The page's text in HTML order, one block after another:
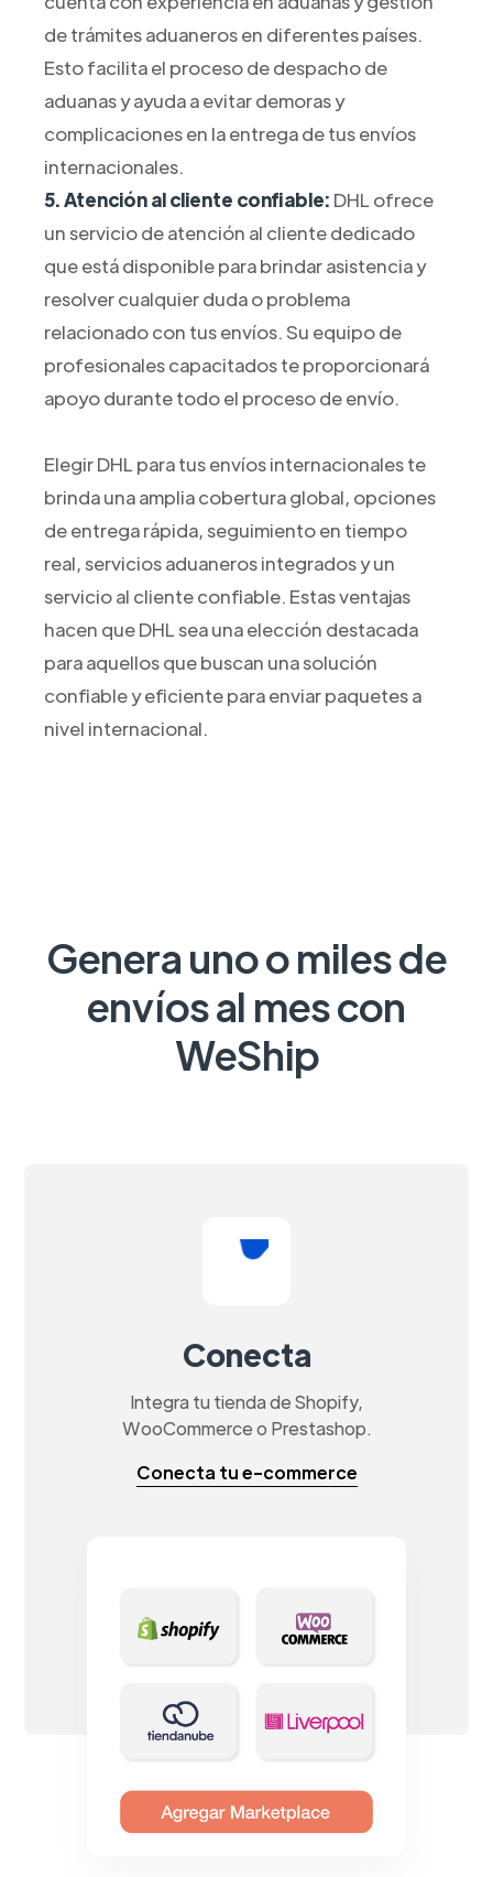
de trámites aduaneros en diferentes países.
Esto facilita el proceso de despacho de
aduanas y ayuda a evitar demoras y
complicaciones en la entrega de tus envíos
internacionales.
5. Atención al cliente confiable: DHL ofrece
un servicio de atención al cliente dedicado
que está disponible para brindar asistencia y
resolver cualquier duda o problema
relacionado con tus envíos. Su equipo de
profesionales capacitados te proporcionará
apoyo durante todo el proceso de envío.
Elegir DHL para tus envíos internacionales te
brinda una amplia cobertura global, opciones
de entrega rápida, seguimiento en tiempo
real, servicios aduaneros integrados y un
servicio al cliente confiable. Estas ventajas
hacen que DHL sea una elección destacada
para aquellos que buscan una solución
confiable y eficiente para enviar paquetes a
nivel internacional.
Genera uno o miles de
envíos al mes con
WeShip
Conecta
Integra tu tienda de Shopify,
WooCommerce o Prestashop.
Conecta tu e-commerce